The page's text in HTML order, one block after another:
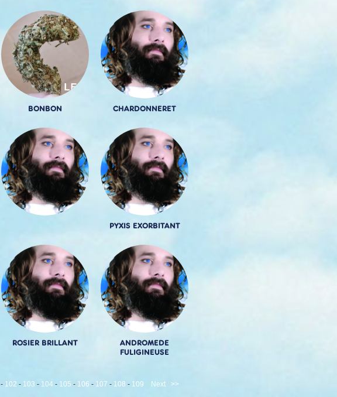
BONBON CHARDONNERET
PYXIS EXORBITANT
ROSIER BRILLANT
ANDROMEDE
FULIGINEUSE
- 102 - 103 - 104 - 105 - 106 - 107 - 108 - 109 Next >>